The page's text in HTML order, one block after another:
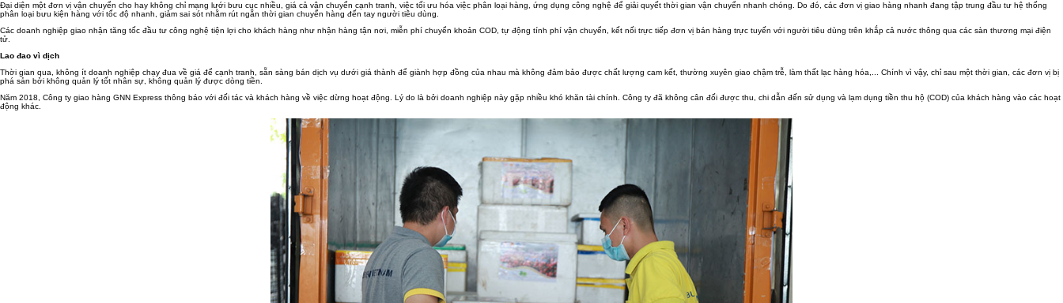
Đại diện một đơn vị vận chuyển cho hay không chỉ mạng lưới bưu cục nhiều, giá cả vận chuyển cạnh tranh, việc tối ưu hóa việc phân loại hàng, ứng dụng công nghệ để giải quyết thời gian vận chuyển nhanh chóng. Do đó, các đơn vị giao hàng nhanh đang tập trung đầu tư hệ thống
phân loại bưu kiện hàng với tốc độ nhanh, giảm sai sót nhằm rút ngắn thời gian chuyển hàng đến tay người tiêu dùng.
Các doanh nghiệp giao nhận tăng tốc đầu tư công nghệ tiện lợi cho khách hàng như nhận hàng tận nơi, miễn phí chuyển khoản COD, tự động tính phí vận chuyển, kết nối trực tiếp đơn vị bán hàng trực tuyến với người tiêu dùng trên khắp cả nước thông qua các sàn thương mại điện
tử.
Lao đao vì dịch
Thời gian qua, không ít doanh nghiệp chạy đua về giá để cạnh tranh, sẵn sàng bán dịch vụ dưới giá thành để giành hợp đồng của nhau mà không đảm bảo được chất lượng cam kết, thường xuyên giao chậm trễ, làm thất lạc hàng hóa,... Chính vì vậy, chỉ sau một thời gian, các đơn vị bị
phá sản bởi không quản lý tốt nhân sự, không quản lý được dòng tiền.
Năm 2018, Công ty giao hàng GNN Express thông báo với đối tác và khách hàng về việc dừng hoạt động. Lý do là bởi doanh nghiệp này gặp nhiều khó khăn tài chính. Công ty đã không cân đối được thu, chi dẫn đến sử dụng và lạm dụng tiền thu hộ (COD) của khách hàng vào các hoạt
động khác.